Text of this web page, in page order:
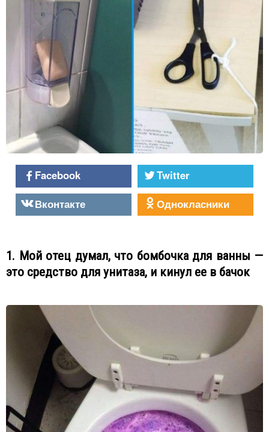
Facebook
Twitter
Вконтакте
Однокласники
1. Мой отец думал, что бомбочка для ванны —
это средство для унитаза, и кинул ее в бачок